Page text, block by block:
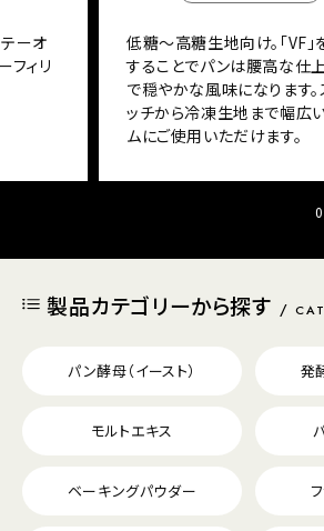
ーオ
フィリ
低糖～高糖生地向け。「VF」
することでパンは腰高な仕
で穏やかな風味になります。
ッチから冷凍生地まで幅広
ムにご使用いただけます。
製品カテゴリーから探す
パン酵母（イースト） 発
モルトエキス
ベーキングパウダー